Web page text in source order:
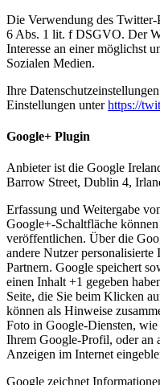
Die Verwendung des
6 Abs. 1 lit. f DSGVO. Der
Interesse an einer möglichst
Sozialen Medien.
Ihre
Einstellungen unterhttps://
Google+ Plugin
Anbieter ist die Google
Barrow Street, Dublin 4,
Erfassung und Weitergabe
Google+-Schaltfläche
veröffentlichen. Über die
andere Nutzer
Partnern. Google speichert
einen Inhalt +1 gegeben
Seite, die Sie beim Klicken
können als Hinweise
Foto in Google-Diensten,
Ihrem Google-Profil, oder an
Anzeigen im Internet
Google zeichnet